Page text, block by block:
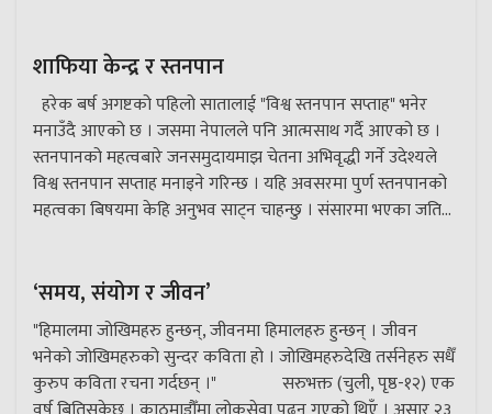
शाफिया केन्द्र र स्तनपान
हरेक बर्ष अगष्टको पहिलो सातालाई "विश्व स्तनपान सप्ताह" भनेर
मनाउँदै आएको छ । जसमा नेपालले पनि आत्मसाथ गर्दै आएको छ ।
स्तनपानको महत्वबारे जनसमुदायमाझ चेतना अभिवृद्धी गर्ने उदेश्यले
विश्व स्तनपान सप्ताह मनाइने गरिन्छ । यहि अवसरमा पुर्ण स्तनपानको
महत्वका बिषयमा केहि अनुभव साट्न चाहन्छु । संसारमा भएका जति...
‘समय, संयोग र जीवन’
"हिमालमा जोखिमहरु हुन्छन्, जीवनमा हिमालहरु हुन्छन् । जीवन
भनेको जोखिमहरुको सुन्दर कविता हो । जोखिमहरुदेखि तर्सनेहरु सधैँ
कुरुप कविता रचना गर्दछन् ।" सरुभक्त (चुली, पृष्ठ-१२) एक